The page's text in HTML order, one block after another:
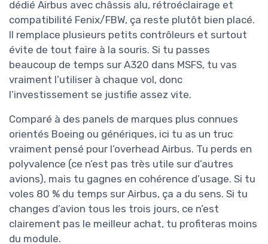
dédié Airbus avec châssis alu, rétroéclairage et
compatibilité Fenix/FBW, ça reste plutôt bien placé.
Il remplace plusieurs petits contrôleurs et surtout
évite de tout faire à la souris. Si tu passes
beaucoup de temps sur A320 dans MSFS, tu vas
vraiment l’utiliser à chaque vol, donc
l’investissement se justifie assez vite.
Comparé à des panels de marques plus connues
orientés Boeing ou génériques, ici tu as un truc
vraiment pensé pour l’overhead Airbus. Tu perds en
polyvalence (ce n’est pas très utile sur d’autres
avions), mais tu gagnes en cohérence d’usage. Si tu
voles 80 % du temps sur Airbus, ça a du sens. Si tu
changes d’avion tous les trois jours, ce n’est
clairement pas le meilleur achat, tu profiteras moins
du module.